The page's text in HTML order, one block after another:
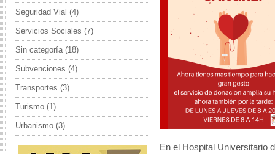
En el Hospital Universitario
Seguridad Vial (4)
Servicios Sociales (7)
Sin categoría(18)
Subvenciones (4)
Transportes (3)
Turismo (1)
Urbanismo (3)